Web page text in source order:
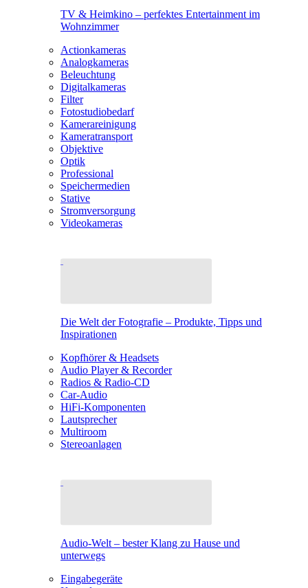
TV & Heimkino – perfektes Entertainment im
Wohnzimmer
Actionkameras
Analogkameras
Beleuchtung
Digitalkameras
Filter
Fotostudiobedarf
Kamerareinigung
Kameratransport
Objektive
Optik
Professional
Speichermedien
Stative
Stromversorgung
Videokameras
Die Welt der Fotografie – Produkte, Tipps und
Inspirationen
Kopfhörer & Headsets
Audio Player & Recorder
Radios & Radio-CD
Car-Audio
HiFi-Komponenten
Lautsprecher
Multiroom
Stereoanlagen
Audio-Welt – bester Klang zu Hause und
unterwegs
Eingabegeräte